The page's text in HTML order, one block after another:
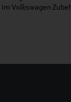
Volkswagen